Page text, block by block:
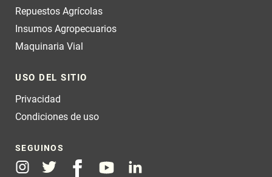
Repuestos Agrícolas
Insumos Agropecuarios
Maquinaria Vial
USO DEL SITIO
Privacidad
Condiciones de uso
SEGUINOS